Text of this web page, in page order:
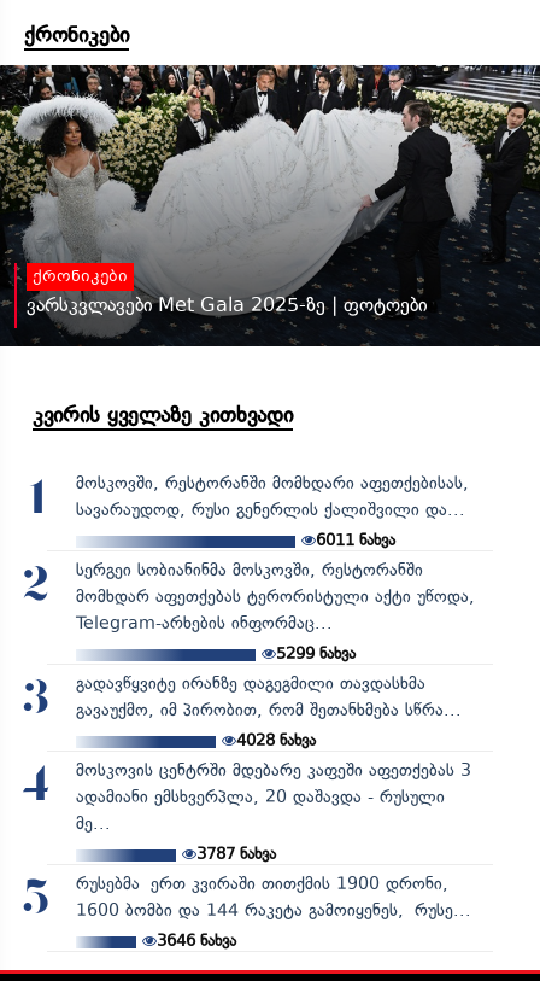
ქრონიკები
ქრონიკები
ვარსკვლავები Met Gala 2025-ზე | ფოტოები
კვირის ყველაზე კითხვადი
1
მოსკოვში, რესტორანში მომხდარი აფეთქებისას,
სავარაუდოდ, რუსი გენერლის ქალიშვილი და...
6011 ნახვა
2
სერგეი სობიანინმა მოსკოვში, რესტორანში
მომხდარ აფეთქებას ტერორისტული აქტი უწოდა,
Telegram-არხების ინფორმაც...
5299ნახვა
3
გადავწყვიტე ირანზე დაგეგმილი თავდასხმა
გავაუქმო, იმ პირობით, რომ შეთანხმება სწრა...
4028ნახვა
4
მოსკოვის ცენტრში მდებარე კაფეში აფეთქებას 3
ადამიანი ემსხვერპლა, 20 დაშავდა - რუსული
მე...
3787ნახვა
5
რუსებმა ერთ კვირაში თითქმის 1900 დრონი,
1600 ბომბი და 144 რაკეტა გამოიყენეს, რუსე...
3646ნახვა